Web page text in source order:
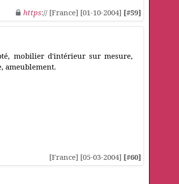
https:// [France] [01-10-2004] [#59]
mobilier d'intérieur sur mesure,
ameublement.
[France] [05-03-2004] [#60]